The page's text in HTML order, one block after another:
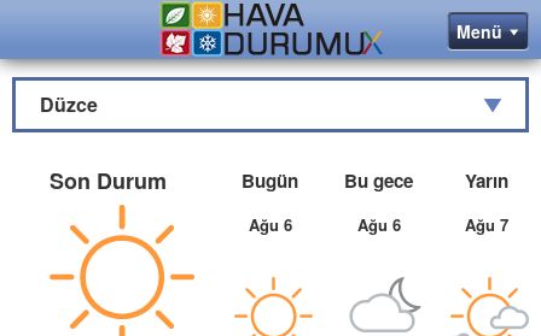
Düzce
Son Durum Bugün
Ağu 6
Bu gece
Ağu 6
Yarın
Ağu 7